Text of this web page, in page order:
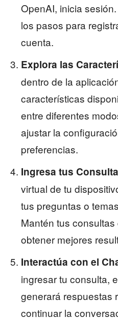
OpenAI, inicia
los pasos para
cuenta.
Explora las
dentro de la
características
entre diferentes
ajustar la
preferencias.
Ingresa tus
virtual de tu
tus preguntas o
Mantén tus
obtener mejores
Interactúa con el
ingresar tu consulta,
generará respuestas
continuar la